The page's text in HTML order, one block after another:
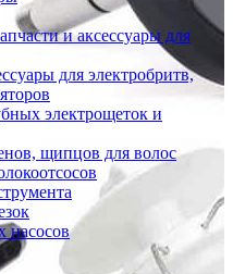
и аксессуары для
для электробритв,
электрощеток и
щипцов для волос
насосов